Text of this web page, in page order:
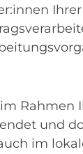
und
im